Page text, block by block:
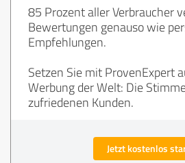
85 Prozent aller Verbraucher
Bewertungen genauso wie
Empfehlungen.
Setzen Sie mit ProvenExpert
Werbung der Welt: Die
zufriedenen Kunden.
Jetzt kostenlos